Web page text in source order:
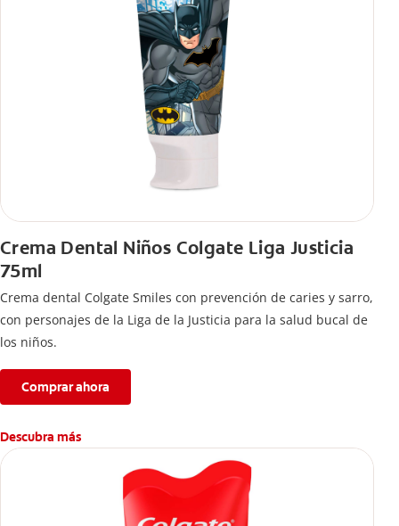
Crema Dental Niños Colgate Liga Justicia
75ml
Crema dental Colgate Smiles con prevención de caries y sarro,
con personajes de la Liga de la Justicia para la salud bucal de
los niños.
Comprar ahora
Descubra más